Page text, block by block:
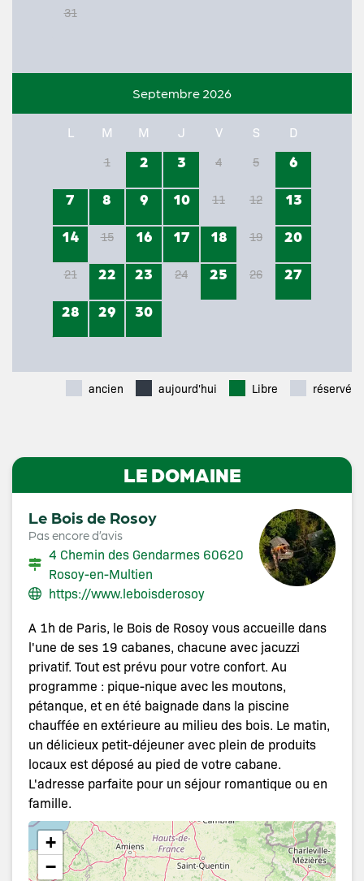
31
Septembre 2026
L M M J V S D
1 2 3 4 5
6
7
8 9 10 11 12
13
14
15 16 17 18 19 20
21 22 23 24 25 26
27
28
29 30
ancien aujourd'hui Libre réservé
LE DOMAINE
Le Bois de Rosoy
Pas encore d’avis
4 Chemin des Gendarmes 60620
Rosoy-en-Multien
https://www.leboisderosoy
A 1h de Paris, le Bois de Rosoy vous accueille dans
l'une de ses 19 cabanes, chacune avec jacuzzi
privatif. Tout est prévu pour votre confort. Au
programme : pique-nique avec les moutons,
pétanque, et en été baignade dans la piscine
chauffée en extérieure au milieu des bois. Le matin,
un délicieux petit-déjeuner avec plein de produits
locaux est déposé au pied de votre cabane.
L'adresse parfaite pour un séjour romantique ou en
famille.
+
−